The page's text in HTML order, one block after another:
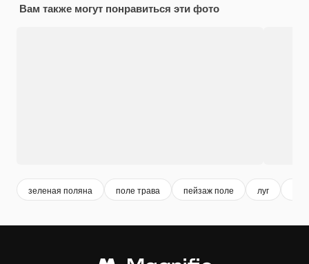
Вам также могут понравиться эти фото
зеленая поляна поле трава пейзаж поле луг